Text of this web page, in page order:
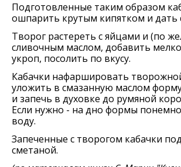
Подготовленные таким образом
ошпарить крутым кипятком и дать
Творог растереть с яйцами и (по
сливочным маслом, добавить
укроп, посолить по вкусу.
Кабачки нафаршировать
уложить в смазанную маслом
и запечь в духовке до румяной
Если нужно - на дно формы
воду.
Запеченные с творогом кабачки
сметаной.